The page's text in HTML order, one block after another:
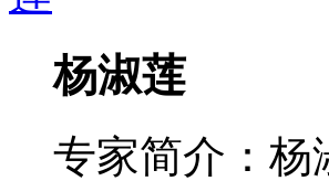
杨淑莲
专家简介：杨